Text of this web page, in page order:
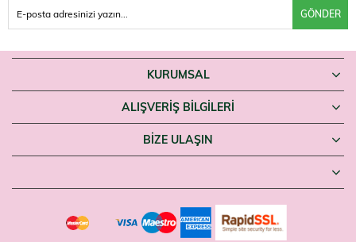
GÖNDER
KURUMSAL
ALIŞVERİŞ BİLGİLERİ
BIZE ULAŞIN